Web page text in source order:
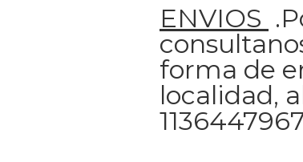
ENVIOS
forma de
localidad,